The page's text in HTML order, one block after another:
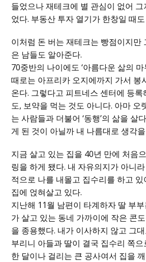
들었으나 재테크에 별 관심이 없어
었다. 부동산 투자 열기가 한창일 때
이처럼 돈 버는 재테크는 빵점이지만
은 남들도 알아준다.
70중반의 나이에도 ‘아름다운 삶의 마
때로는 아프리카 오지에까지 가서 봉
온다. 그렇다고 피트네스 센터에 등
도, 보약을 먹는 것도 아니다. 아마 오
는 사람들과 더불어 ‘동행’의 삶을 살
게 된 것이 아닐까 내 나름대로 생각
지금 살고 있는 집을 40년 만에 처음
링을 하게 됐다. 내 자유의지가 아니
적으로 나를 내몰고 집수리를 하고
집에 얹혀살고 있다.
지난해 11월 남편이 타계하자 딸 부
가 살고 있는 동네 가까이에 작은 콘
을 종용했다. 내가 이사하지 않고 그
부리니 아들과 딸이 결국 집수리 쪽
한 달이나 걸리는 큰 공사여서 집을